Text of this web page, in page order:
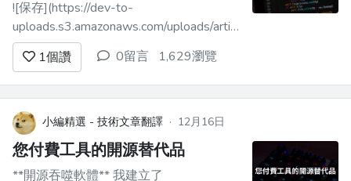
![保存](https://dev-to-
uploads.s3.amazonaws.com/uploads/articles/
在過去的十年裡，我一直是一名全端開發
人員，建置了像[gitup](https://gitup.dev/)
這樣的較小...
1個讚 0留言 1,629瀏覽
小編精選 - 技術文章翻譯 · 12月16日
您付費工具的開源替代品
**開源吞噬軟體** 我建立了